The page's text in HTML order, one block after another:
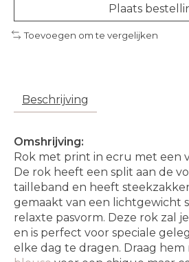
Plaats
Toevoegen om te vergelijken
Beschrijving
Omshrijving:
Rok met print in ecru met een
De rok heeft een split aan de
tailleband en heeft
gemaakt van een lichtgewicht
relaxte pasvorm. Deze rok zal
en is perfect voor speciale
elke dag te dragen. Draag hem